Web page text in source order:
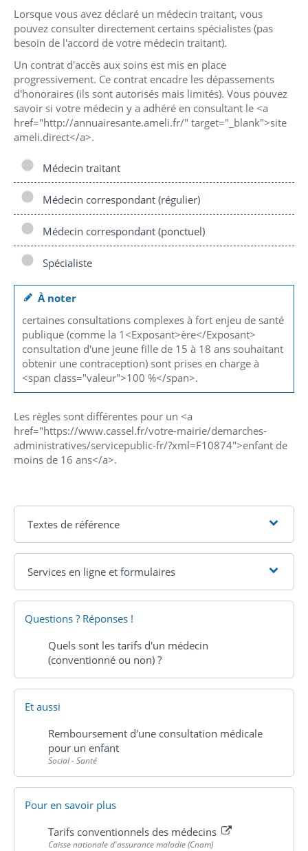
Lorsque vous avez déclaré un médecin traitant, vous
pouvez consulter directement certains spécialistes (pas
besoin de l'accord de votre médecin traitant).
Un contrat d'accès aux soins est mis en place
progressivement. Ce contrat encadre les dépassements
d'honoraires (ils sont autorisés mais limités). Vous pouvez
savoir si votre médecin y a adhéré en consultant le <a
href="http://annuairesante.ameli.fr/" target="_blank">site
ameli.direct</a>.
Médecin traitant
Médecin correspondant (régulier)
Médecin correspondant (ponctuel)
Spécialiste
À noter
certaines consultations complexes à fort enjeu de santé
publique (comme la 1<Exposant>ère</Exposant>
consultation d'une jeune fille de 15 à 18 ans souhaitant
obtenir une contraception) sont prises en charge à
<span class="valeur">100 %</span>.
Les règles sont différentes pour un <a
href="https://www.cassel.fr/votre-mairie/demarches-
administratives/servicepublic-fr/?xml=F10874">enfant de
moins de 16 ans</a>.
Textes de référence
Services en ligne et formulaires
Questions ? Réponses !
Quels sont les tarifs d'un médecin
(conventionné ou non) ?
Et aussi
Remboursement d'une consultation médicale
pour un enfant
Social - Santé
Pour en savoir plus
Tarifs conventionnels des médecins
Caisse nationale d'assurance maladie (Cnam)